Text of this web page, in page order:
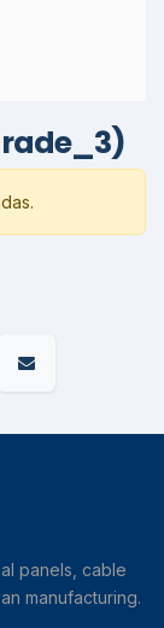
panels, cable
manufacturing.